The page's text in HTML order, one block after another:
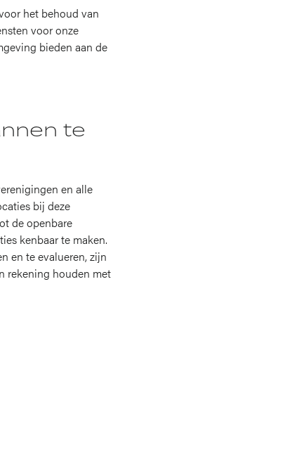
het behoud van
voor onze
bieden aan de
te
en alle
bij deze
de openbare
kenbaar te maken.
en te evalueren, zijn
rekening houden met